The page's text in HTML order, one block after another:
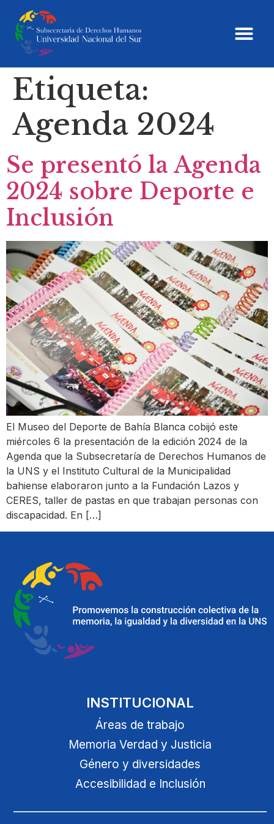
Etiqueta:
Agenda 2024
Se presentó la Agenda
2024 sobre Deporte e
Inclusión
El Museo del Deporte de Bahía Blanca cobijó este
miércoles 6 la presentación de la edición 2024 de la
Agenda que la Subsecretaría de Derechos Humanos de
la UNS y el Instituto Cultural de la Municipalidad
bahiense elaboraron junto a la Fundación Lazos y
CERES, taller de pastas en que trabajan personas con
discapacidad. En […]
INSTITUCIONAL
Áreas de trabajo
Memoria Verdad y Justicia
Género y diversidades
Accesibilidad e Inclusión